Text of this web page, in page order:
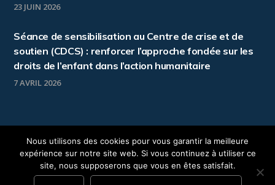
23 JUIN 2026
Séance de sensibilisation au Centre de crise et de
soutien (CDCS) : renforcer l’approche fondée sur les
droits de l’enfant dans l’action humanitaire
7 AVRIL 2026
Copyright © 2020 Groupe Enfance. Tous droits
réservés
Nous utilisons des cookies pour vous garantir la meilleure
expérience sur notre site web. Si vous continuez à utiliser ce
site, nous supposerons que vous en êtes satisfait.